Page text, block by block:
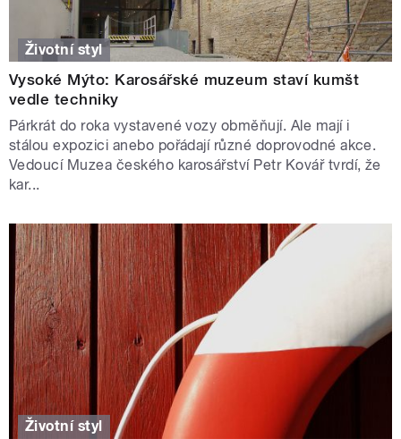
Životní styl
Vysoké Mýto: Karosářské muzeum staví kumšt
vedle techniky
Párkrát do roka vystavené vozy obměňují. Ale mají i
stálou expozici anebo pořádají různé doprovodné akce.
Vedoucí Muzea českého karosářství Petr Kovář tvrdí, že
kar...
Životní styl